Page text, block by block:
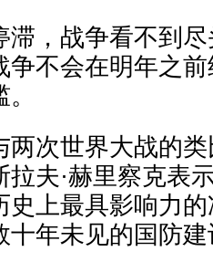
滞，战争看不到
争不会在明年之
两次世界大战的
夫·赫里察克表
史上最具影响力
十年未见的国防